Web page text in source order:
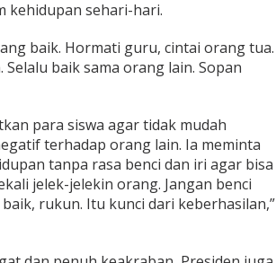
kehidupan sehari-hari.
baik. Hormati guru, cintai orang tua.
baik sama orang lain. Sopan
para siswa agar tidak mudah
terhadap orang lain. Ia meminta
tanpa rasa benci dan iri agar bisa
jelek-jelekin orang. Jangan benci
rukun. Itu kunci dari keberhasilan,”